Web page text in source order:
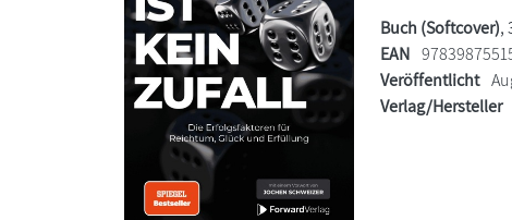
Buch (Softcover),
EAN
Veröffentlicht
Verlag/Hersteller